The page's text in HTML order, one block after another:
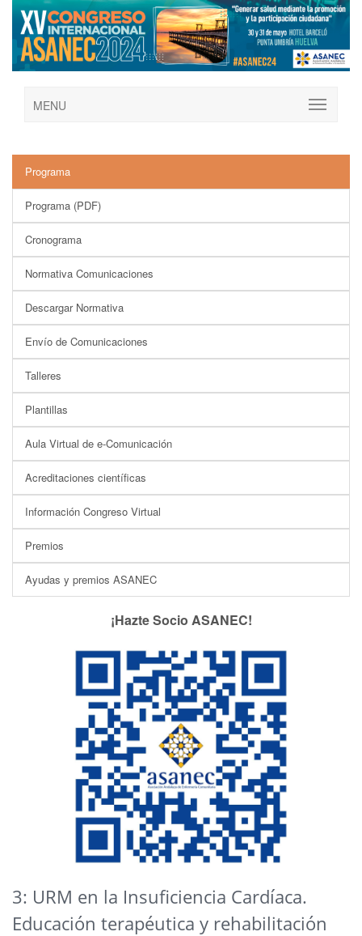
MENU
Programa
Programa (PDF)
Cronograma
Normativa Comunicaciones
Descargar Normativa
Envío de Comunicaciones
Talleres
Plantillas
Aula Virtual de e-Comunicación
Acreditaciones científicas
Información Congreso Virtual
Premios
Ayudas y premios ASANEC
¡Hazte Socio ASANEC!
3: URM en la Insuficiencia Cardíaca.
Educación terapéutica y rehabilitación